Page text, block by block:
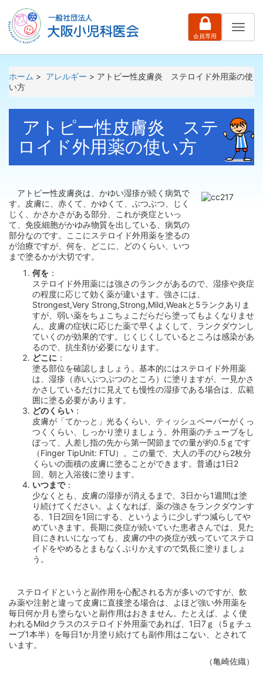
ナ
シ
ョ
会員専用
ホーム > アレルギー > アトピー性皮膚炎 ステロイド外用薬の使
い方
アトピー性皮膚炎 ステ
ロイド外用薬の使い方
アトピー性皮膚炎は、かゆい湿疹が続く病気で
す。皮膚に、赤くて、かゆくて、ぶつぶつ、じく
じく、かさかさがある部分、これが炎症といっ
て、免疫細胞がかゆみ物質を出している、病気の
部分なのです。ここにステロイド外用薬を塗るの
が治療ですが、何を、どこに、どのくらい、いつ
まで塗るかが大切です。
何を ：
ステロイド外用薬には強さのランクがあるので、湿疹や炎症
の程度に応じて効く薬が違います。強さには、
Strongest,Very Strong,Strong,Mild,Weakと5ランクありま
すが、弱い薬をちょこちょこだらだら塗ってもよくなりませ
ん。皮膚の症状に応じた薬で早くよくして、ランクダウンし
ていくのが効果的です。じくじくしているところは感染があ
るので、抗生剤が必要になります。
どこに ：
塗る部位を確認しましょう。基本的にはステロイド外用薬
は、湿疹（赤いぶつぶつのところ）に塗りますが、一見かさ
かさしているだけに見えても慢性の湿疹である場合は、広範
囲に塗る必要があります。
どのくらい ：
皮膚が「てかっと」光るくらい、ティッシュペーパーがくっ
つくくらい、しっかり塗りましょう。外用薬のチューブをし
ぼって、人差し指の先から第一関節までの量が約0.5ｇです
（Finger TipUnit: FTU）。この量で、大人の手のひら2枚分
くらいの面積の皮膚に塗ることができます。普通は1日2
回、朝と入浴後に塗ります。
いつまで：
少なくとも、皮膚の湿疹が消えるまで、3日から1週間は塗
り続けてください。よくなれば、薬の強さをランクダウンす
る、1日2回を1回にする、というように少しずつ減らしてや
めていきます。長期に炎症が続いていた患者さんでは、見た
目にきれいになっても、皮膚の中の炎症が残っていてステロ
イドをやめるとまもなくぶりかえすので気長に塗りましょ
う。
ステロイドというと副作用を心配される方が多いのですが、飲
み薬や注射と違って皮膚に直接塗る場合は、よほど強い外用薬を
毎日何か月も塗らないと副作用はおきません。たとえば、よく使
われるMildクラスのステロイド外用薬であれば、1日7ｇ（5ｇチュ
ーブ1本半）を毎日1か月塗り続けても副作用はこない、とされて
います。
（亀崎佐織）